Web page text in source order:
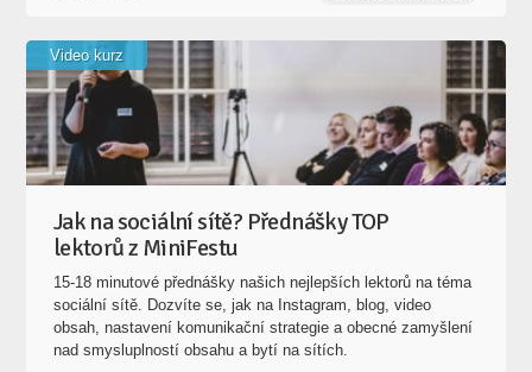
Jak na sociální sítě? Přednášky TOP
lektorů z MiniFestu
15-18 minutové přednášky našich nejlepších lektorů na téma
sociální sítě. Dozvíte se, jak na Instagram, blog, video
obsah, nastavení komunikační strategie a obecné zamyšlení
nad smysluplností obsahu a bytí na sítích.
Video kurz